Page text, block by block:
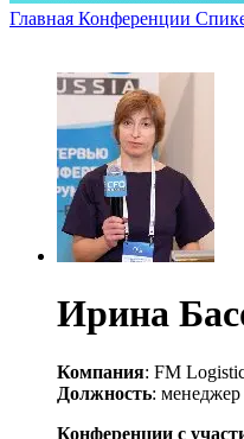
Главная Конференции
Ирина
Компания: FM
Должность:
Конференции с